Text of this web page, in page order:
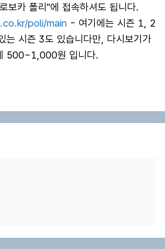
보카 폴리"에 접속하셔도 됩니다.
poli/main - 여기에는 시즌 1, 2
는 시즌 3도 있습니다만, 다시보기가
500~1,000원 입니다.